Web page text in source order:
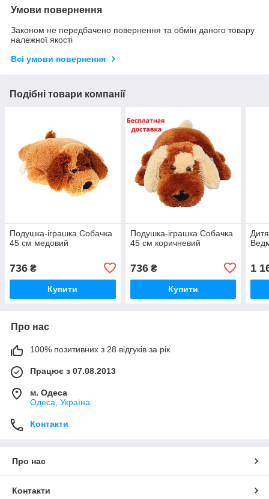
Умови повернення
Законом не передбачено повернення та обмін даного товару
належної якості
Всі умови повернення
Подібні товари компанії
Подушка-іграшка Собачка
45 см медовий
736 ₴
Купити
Подушка-іграшка Собачка
45 см коричневий
736₴
Купити
1
Про нас
100% позитивних з 28 відгуків за рік
Працює з 07.08.2013
м. Одеса
Одеса, Україна
Контакти
Про нас
Контакти